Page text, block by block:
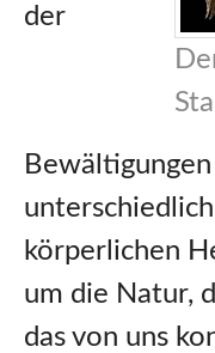
der
körperlichen
um die Natur,
das von uns